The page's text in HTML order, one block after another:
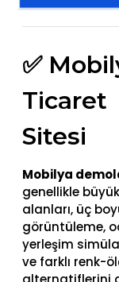
✅
Ticaret
Sitesi
Mobilya
genellikle
alanları, üç
görüntüleme,
yerleşim
ve farklı renk-